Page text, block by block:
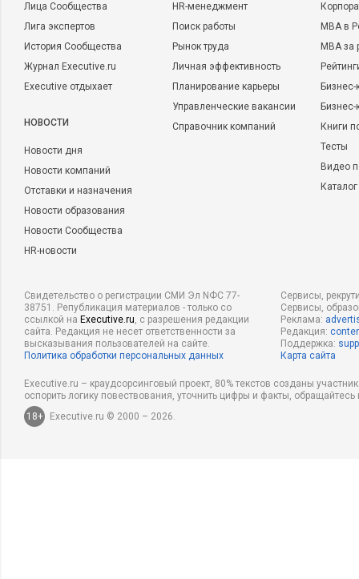
Лица Сообщества
Лига экспертов
История Сообщества
Журнал Executive.ru
Executive отдыхает
НОВОСТИ
Новости дня
Новости компаний
Отставки и назначения
Новости образования
Новости Сообщества
HR-новости
HR-менеджмент
Поиск работы
Рынок труда
Личная эффективность
Планирование карьеры
Управленческие вакансии
Справочник компаний
MBA в
MBA
Бизнес-
Книги
Тесты
Видео
Свидетельство о регистрации СМИ Эл NФС 77-
38751. Републикация материалов - только со
ссылкой на Executive.ru, с разрешения редакции
сайта. Редакция не несет ответственности за
высказывания пользователей на сайте.
Политика обработки персональных данных
Сервисы,
Сервисы,
Реклама:
Редакция:
Поддержка:
Карта сайта
Executive.ru – краудсорсинговый проект, 80% текстов созданы
оспорить логику повествования, уточнить цифры и факты,
18+
Executive.ru © 2000 – 2026.